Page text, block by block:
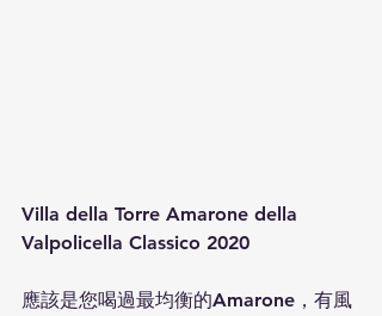
Villa della Torre Amarone della
Valpolicella Classico 2020
應該是您喝過最均衡的Amarone，有風